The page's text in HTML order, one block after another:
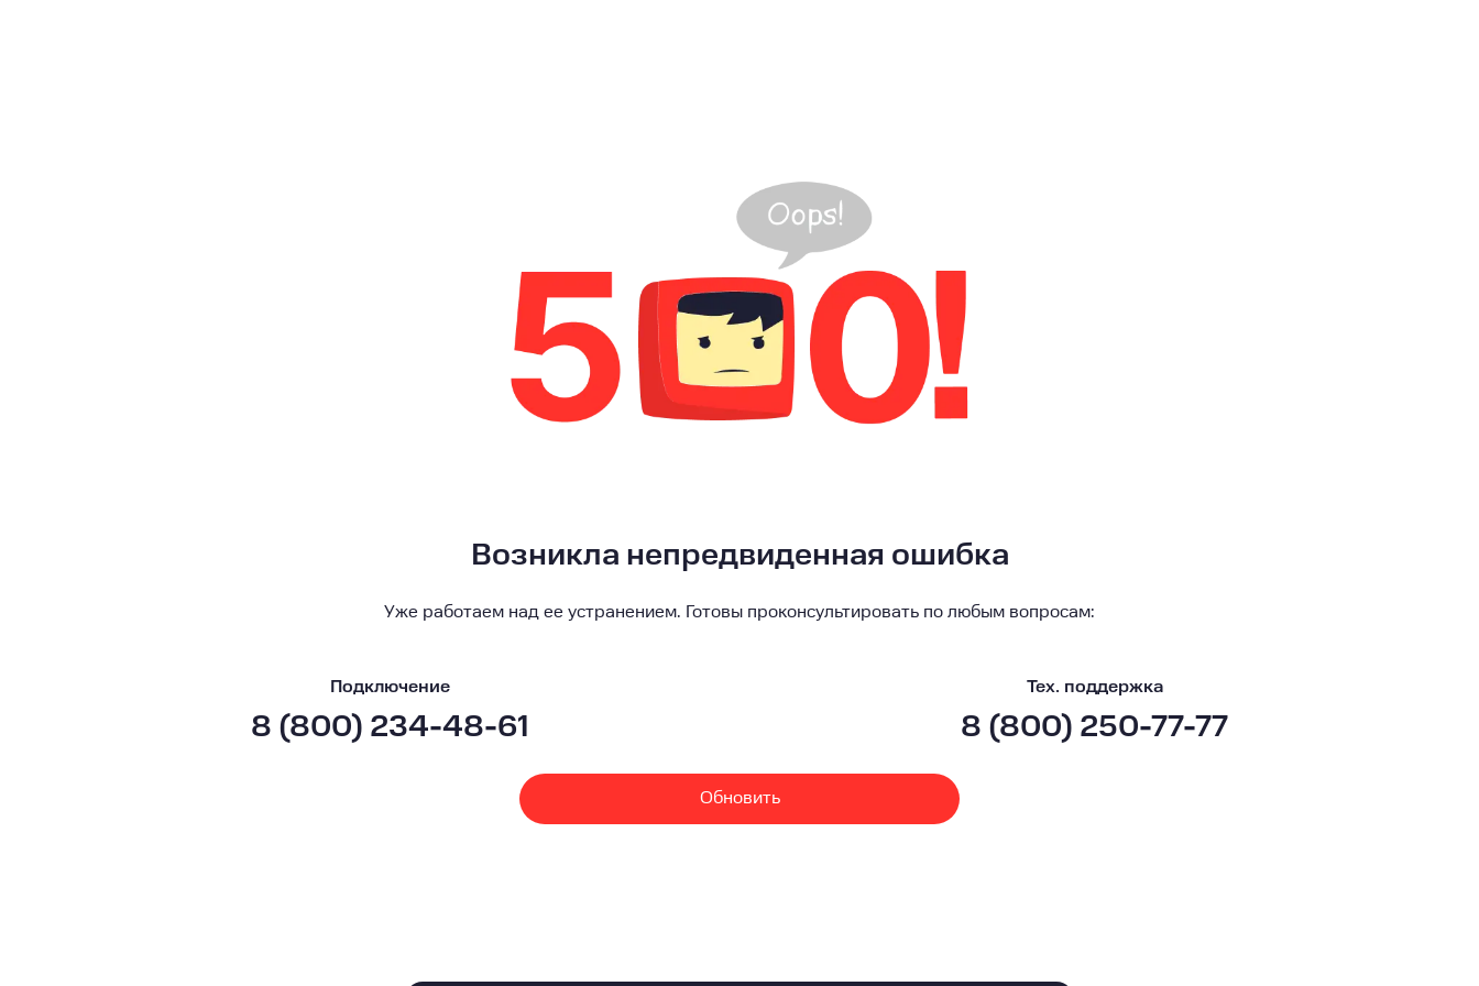
Возникла непредвиденная ошибка
Уже работаем над ее устранением. Готовы проконсультировать по любым вопросам:
Подключение
8 (800) 234-48-61
Тех. поддержка
8 (800) 250-77-77
Обновить